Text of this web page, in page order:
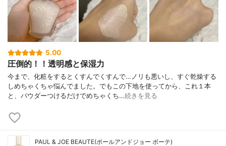
5.00
圧倒的！！透明感と保湿力
今まで、化粧をするとくすんでくすんで…ノリも悪いし、すぐ乾燥する
しめちゃくちゃ悩んでました。でもこの下地を使ってから、これ１本
と、パウダーつけるだけでめちゃくち…続きを見る
PAUL & JOE BEAUTE(ポールアンドジョー ボーテ)